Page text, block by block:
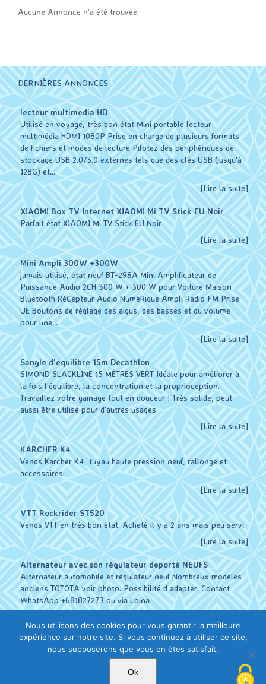
Aucune Annonce n’a été trouvée.
DERNIÈRES ANNONCES
lecteur multimedia HD
Utilisé en voyage, très bon état Mini portable lecteur
multimédia HDMI 1080P Prise en charge de plusieurs formats
de fichiers et modes de lecture Pilotez des périphériques de
stockage USB 2.0/3.0 externes tels que des clés USB (jusqu'à
128G) et…
[Lire la suite]
XIAOMI Box TV Internet XIAOMI Mi TV Stick EU Noir
Parfait état XIAOMI Mi TV Stick EU Noir
[Lire la suite]
Mini Ampli 300W +300W
jamais utilisé, état neuf BT-298A Mini Amplificateur de
Puissance Audio 2CH 300 W + 300 W pour Voiture Maison
Bluetooth RéCepteur Audio NuméRique Ampli Radio FM Prise
UE Boutons de réglage des aigus, des basses et du volume
pour une…
[Lire la suite]
Sangle d'equilibre 15m Decathlon
SIMOND SLACKLINE 15 MÈTRES VERT Idéale pour améliorer à
la fois l'équilibre, la concentration et la proprioception.
Travaillez votre gainage tout en douceur ! Très solide, peut
aussi être utilisé pour d'autres usages
[Lire la suite]
KARCHER K4
Vends Karcher K4, tuyau haute pression neuf, rallonge et
accessoires.
[Lire la suite]
VTT Rockrider ST520
Vends VTT en très bon état. Acheté il y a 2 ans mais peu servi.
[Lire la suite]
Alternateur avec son régulateur deporté NEUFS
Alternateur automobile et régulateur neuf Nombreux modèles
anciens TOTOTA voir photo. Possibilité d adapter. Contact
WhatsApp +681827273 ou via Loina
Copyright 2026 Orange W&F | Tous droits réservés.
Nous utilisons des cookies pour vous garantir la meilleure
expérience sur notre site. Si vous continuez à utiliser ce site,
nous supposerons que vous en êtes satisfait.
Ok